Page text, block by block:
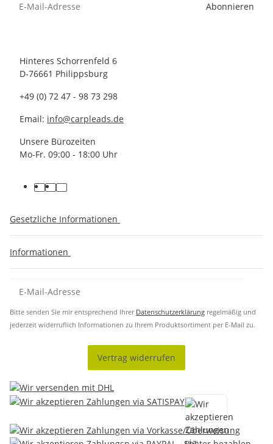
Abonnieren
Hinteres Schorrenfeld 6
D-76661 Philippsburg
+49 (0) 72 47 - 98 73 298
Email: info@carpleads.de
Unsere Bürozeiten
Mo-Fr. 09:00 - 18:00 Uhr
Gesetzliche Informationen
Informationen
Bitte senden Sie mir entsprechend Ihrer Datenschutzerklärung regelmäßig und
jederzeit widerruflich Informationen zu Ihrem Produktsortiment per E-Mail zu.
Vertrag widerrufen